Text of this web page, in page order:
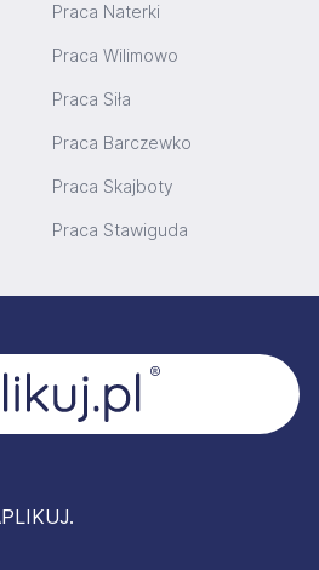
Praca Naterki
Praca Wilimowo
Praca Siła
Praca Barczewko
Praca Skajboty
Praca Stawiguda